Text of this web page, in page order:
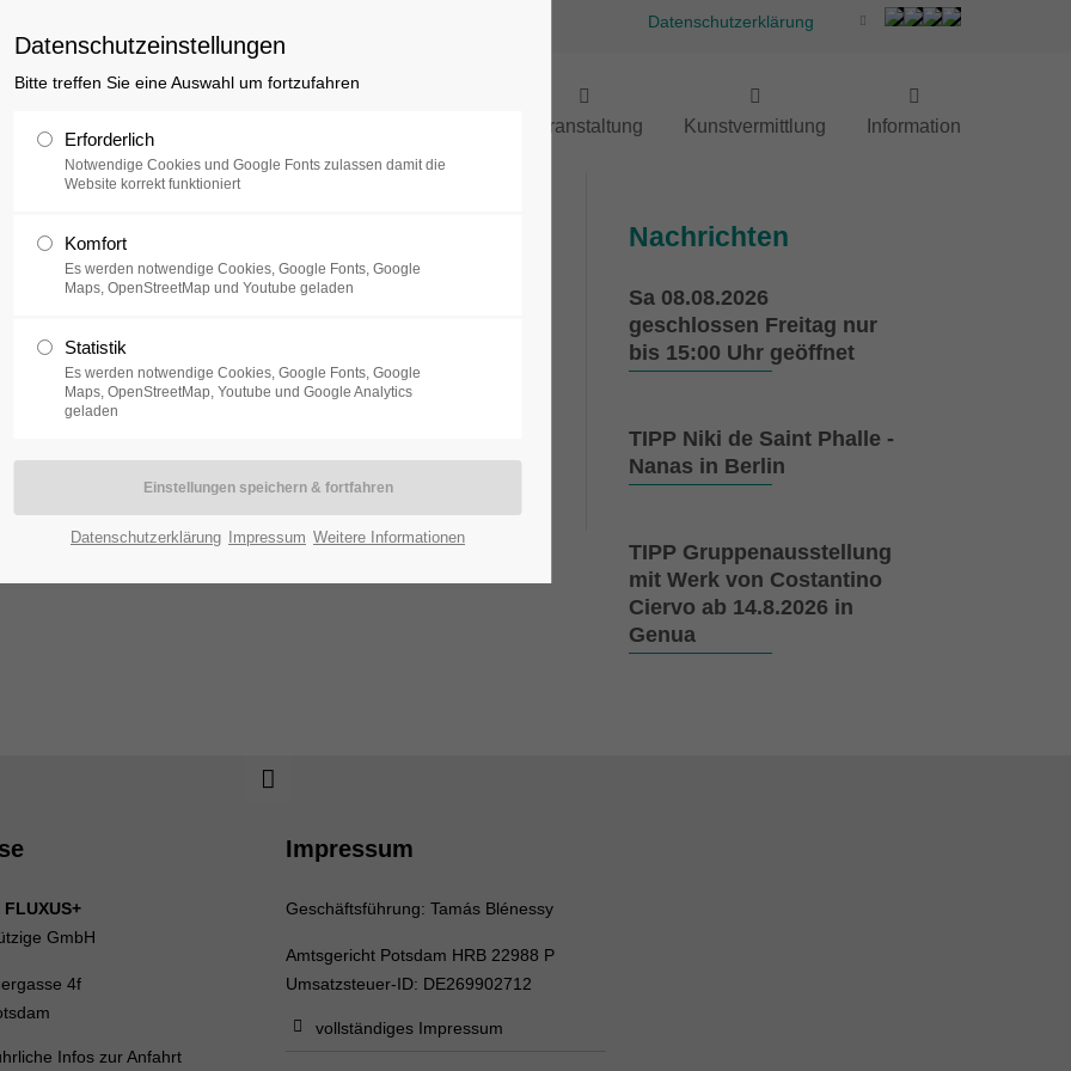
Datenschutzerklärung
Veranstaltung Kunstvermittlung Information
des Vereins Künstlerinnen in Berliner öffnete am 01.
Zitadelle. Darunter sind drei Werke von Ann Noel zu
sehen sein. Die britische Künstlerin ist ebenfalls im museum
bis Sonntag von 13:00 Uhr bis 18:00 Uhr.
Nachrichten
Sa 08.08.2026
geschlossen Freitag nur
bis 15:00 Uhr geöffnet
TIPP Niki de Saint Phalle -
Nanas in Berlin
TIPP Gruppenausstellung
mit Werk von Costantino
Ciervo ab 14.8.2026 in
Genua
GmbH
4f
Infos zur Anfahrt
Impressum
Geschäftsführung: Tamás Blénessy
Amtsgericht Potsdam HRB 22988 P
Umsatzsteuer-ID: DE269902712
vollständiges Impressum
Datenschutzeinstellungen
Bitte treffen Sie eine Auswahl um fortzufahren
Erforderlich
Notwendige Cookies und Google Fonts zulassen damit die
Website korrekt funktioniert
Komfort
Es werden notwendige Cookies, Google Fonts, Google
Maps, OpenStreetMap und Youtube geladen
Statistik
Es werden notwendige Cookies, Google Fonts, Google
Maps, OpenStreetMap, Youtube und Google Analytics
geladen
Datenschutzerklärung Impressum Weitere Informationen